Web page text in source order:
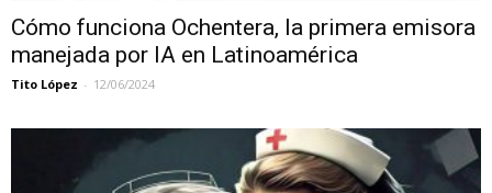
Cómo funciona Ochentera, la primera emisora
manejada por IA en Latinoamérica
Tito López - 12/06/2024